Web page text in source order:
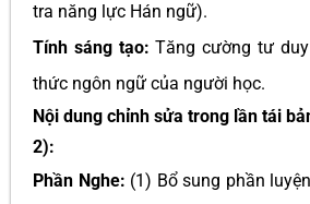
tra năng lực Hán ngữ).
Tính sáng tạo: Tăng cường tư
thức ngôn ngữ của người học.
Nội dung chỉnh sửa trong lần tái
2):
Phần Nghe: (1) Bổ sung phần